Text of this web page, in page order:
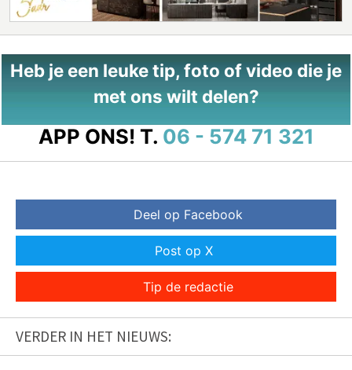
Heb je een leuke tip, foto of video die je
met ons wilt delen?
APP ONS! T. 06 - 574 71 321
Deel op Facebook
Post op X
Tip de redactie
VERDER IN HET NIEUWS: